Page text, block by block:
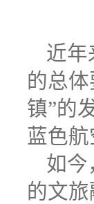
近年
的总
镇”的
蓝色
如今
的文